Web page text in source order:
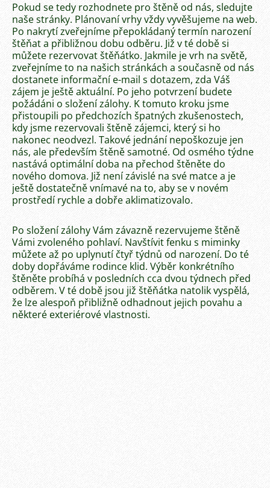
Pokud se tedy rozhodnete pro štěně od nás, sledujte
naše stránky. Plánovaní vrhy vždy vyvěšujeme na web.
Po nakrytí zveřejníme přepokládaný termín narození
štěňat a přibližnou dobu odběru. Již v té době si
můžete rezervovat štěňátko. Jakmile je vrh na světě,
zveřejníme to na našich stránkách a současně od nás
dostanete informační e-mail s dotazem, zda Váš
zájem je ještě aktuální. Po jeho potvrzení budete
požádáni o složení zálohy. K tomuto kroku jsme
přistoupili po předchozích špatných zkušenostech,
kdy jsme rezervovali štěně zájemci, který si ho
nakonec neodvezl. Takové jednání nepoškozuje jen
nás, ale především štěně samotné. Od osmého týdne
nastává optimální doba na přechod štěněte do
nového domova. Již není závislé na své matce a je
ještě dostatečně vnímavé na to, aby se v novém
prostředí rychle a dobře aklimatizovalo.
Po složení zálohy Vám závazně rezervujeme štěně
Vámi zvoleného pohlaví. Navštívit fenku s miminky
můžete až po uplynutí čtyř týdnů od narození. Do té
doby dopřáváme rodince klid. Výběr konkrétního
štěněte probíhá v posledních cca dvou týdnech před
odběrem. V té době jsou již štěňátka natolik vyspělá,
že lze alespoň přibližně odhadnout jejich povahu a
některé exteriérové vlastnosti.